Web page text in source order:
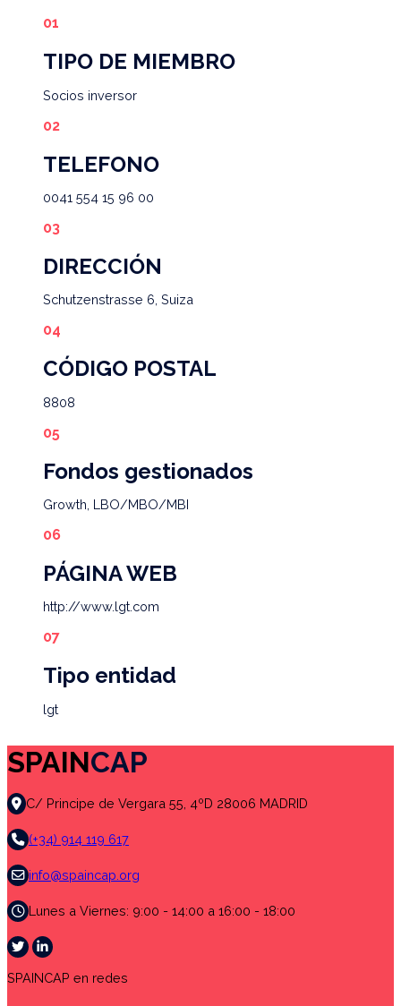
TIPO DE MIEMBRO
Socios inversor
TELEFONO
0041 554 15 96 00
DIRECCIÓN
Schutzenstrasse 6, Suiza
CÓDIGO POSTAL
8808
Fondos gestionados
Growth, LBO/MBO/MBI
PÁGINA WEB
http://www.lgt.com
Tipo entidad
lgt
SPAINCAP
C/ Principe de Vergara 55, 4ºD 28006 MADRID
(+34) 914 119 617
info@spaincap.org
Lunes a Viernes: 9:00 - 14:00 a 16:00 - 18:00
SPAINCAP en redes